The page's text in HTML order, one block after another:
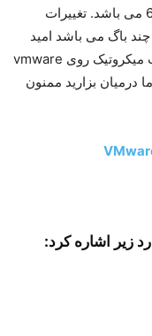
قرار دادم این نسخه دارای License سطح 6 می باشد. تغییرات
باگ می باشد امید
وارم از این فایل ها لذت ببرید اموزش نصب میکروتیک روی vmware
درمیان بزارید ممنون
زیر اشاره کرد: